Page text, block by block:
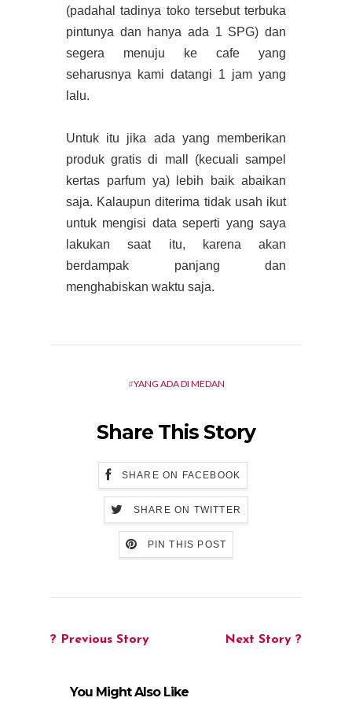
(padahal tadinya toko tersebut terbuka
pintunya dan hanya ada 1 SPG) dan
segera menuju ke cafe yang
seharusnya kami datangi 1 jam yang
lalu.
Untuk itu jika ada yang memberikan
produk gratis di mall (kecuali sampel
kertas parfum ya) lebih baik abaikan
saja. Kalaupun diterima tidak usah ikut
untuk mengisi data seperti yang saya
lakukan saat itu, karena akan
berdampak panjang dan
menghabiskan waktu saja.
#YANG ADA DI MEDAN
Share This Story
SHARE ON FACEBOOK
SHARE ON TWITTER
PIN THIS POST
? Previous Story Next Story ?
You Might Also Like